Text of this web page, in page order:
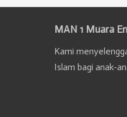
MAN 1 Muara
Kami
Islam bagi anak-